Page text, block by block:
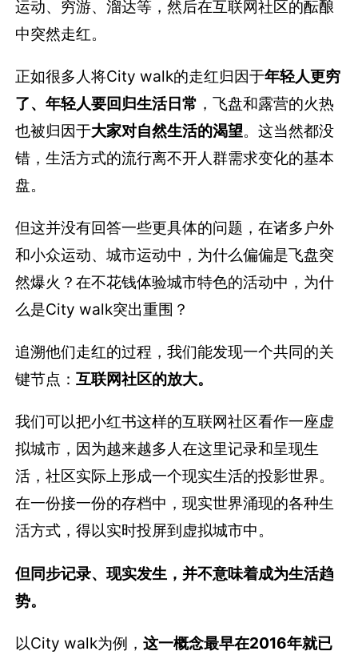
运动、穷游、溜达等，然后在互联网社区的酝酿
中突然走红。
正如很多人将City walk的走红归因于年轻人更穷
了、年轻人要回归生活日常 ，飞盘和露营的火热
也被归因于大家对自然生活的渴望。这当然都没
错，生活方式的流行离不开人群需求变化的基本
盘。
但这并没有回答一些更具体的问题，在诸多户外
和小众运动、城市运动中，为什么偏偏是飞盘突
然爆火？在不花钱体验城市特色的活动中，为什
么是City walk突出重围？
追溯他们走红的过程，我们能发现一个共同的关
键节点：互联网社区的放大。
我们可以把小红书这样的互联网社区看作一座虚
拟城市，因为越来越多人在这里记录和呈现生
活，社区实际上形成一个现实生活的投影世界。
在一份接一份的存档中，现实世界涌现的各种生
活方式，得以实时投屏到虚拟城市中。
但同步记录、现实发生，并不意味着成为生活趋
势。
以City walk为例，这一概念最早在2016年就已